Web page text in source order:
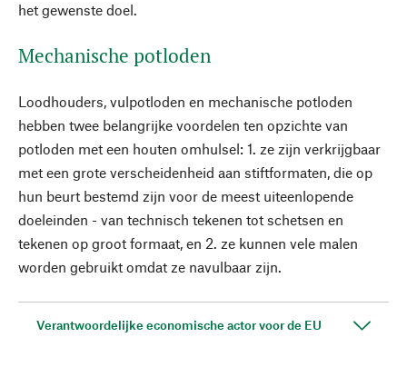
het gewenste doel.
Mechanische potloden
Loodhouders, vulpotloden en mechanische potloden
hebben twee belangrijke voordelen ten opzichte van
potloden met een houten omhulsel: 1. ze zijn verkrijgbaar
met een grote verscheidenheid aan stiftformaten, die op
hun beurt bestemd zijn voor de meest uiteenlopende
doeleinden - van technisch tekenen tot schetsen en
tekenen op groot formaat, en 2. ze kunnen vele malen
worden gebruikt omdat ze navulbaar zijn.
Verantwoordelijke economische actor voor de EU